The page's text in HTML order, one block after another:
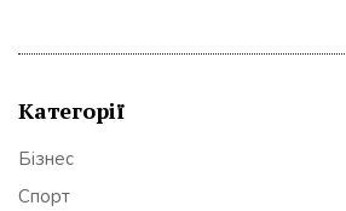
Категорії
Бізнес
Спорт